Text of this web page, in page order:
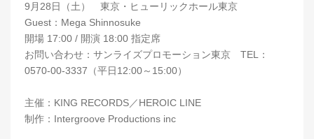
9月28日（土） 東京・ヒューリックホール東京
Guest：Mega Shinnosuke
開場 17:00 / 開演 18:00 指定席
お問い合わせ：サンライズプロモーション東京 TEL：
0570-00-3337（平日12:00～15:00）
主催：KING RECORDS／HEROIC LINE
制作：Intergroove Productions inc